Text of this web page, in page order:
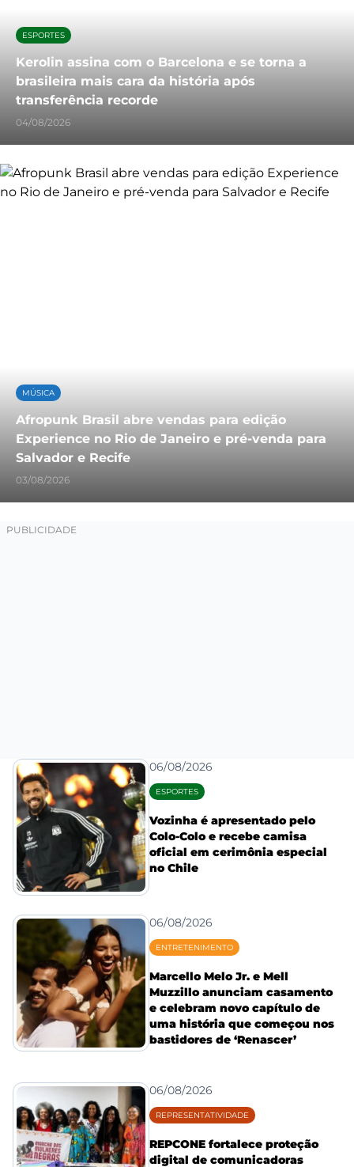
ESPORTES
Kerolin assina com o Barcelona e se torna a
brasileira mais cara da história após
transferência recorde
04/08/2026
MÚSICA
Afropunk Brasil abre vendas para edição
Experience no Rio de Janeiro e pré-venda para
Salvador e Recife
03/08/2026
06/08/2026
ESPORTES
Vozinha é apresentado pelo
Colo-Colo e recebe camisa
oficial em cerimônia especial
no Chile
06/08/2026
ENTRETENIMENTO
Marcello Melo Jr. e Mell
Muzzillo anunciam casamento
e celebram novo capítulo de
uma história que começou nos
bastidores de ‘Renascer’
06/08/2026
REPRESENTATIVIDADE
REPCONE fortalece proteção
digital de comunicadoras